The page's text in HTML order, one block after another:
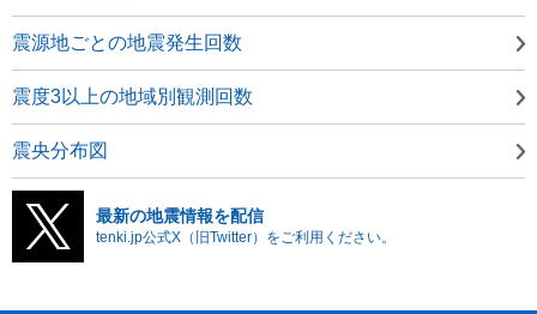
震源地ごとの地震発生回数
震度3以上の地域別観測回数
震央分布図
最新の地震情報を配信
tenki.jp公式X（旧Twitter）をご利用ください。